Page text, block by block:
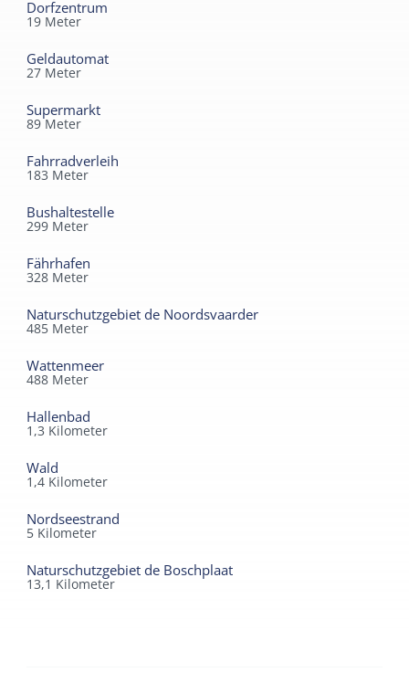
Leuchtturm Brandaris im Herzen des Dorfes West-
Terschelling, 3 Gehminuten von der Ankunftsfähre
Dorfzentrum
19 Meter
Geldautomat
27 Meter
Supermarkt
89 Meter
Fahrradverleih
183 Meter
Bushaltestelle
299 Meter
Fährhafen
328 Meter
Naturschutzgebiet de Noordsvaarder
485 Meter
Wattenmeer
488 Meter
Hallenbad
1,3 Kilometer
Wald
1,4 Kilometer
Nordseestrand
5 Kilometer
Naturschutzgebiet de Boschplaat
13,1 Kilometer